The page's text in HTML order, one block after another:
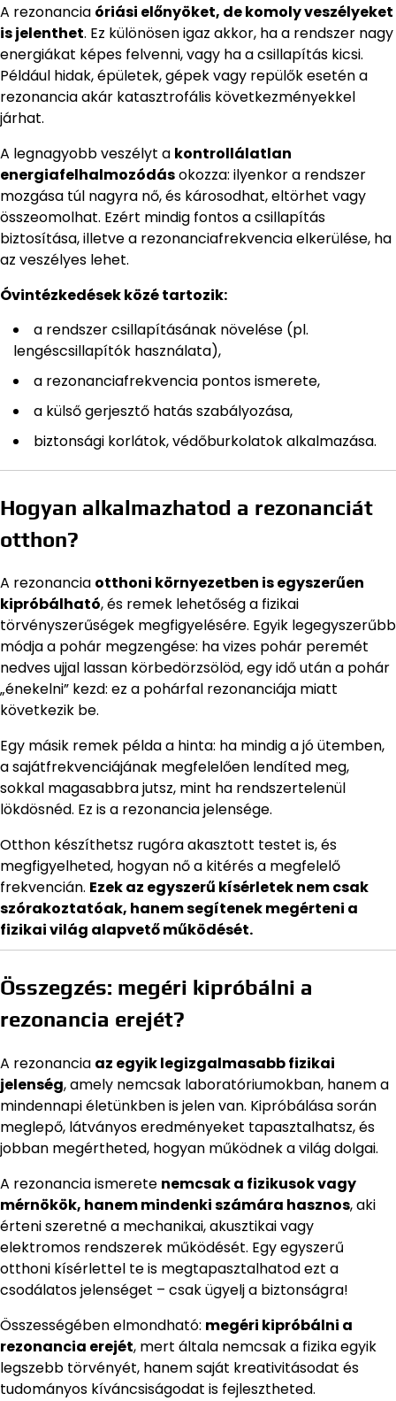
A rezonancia óriási előnyöket, de komoly veszélyeket
is jelenthet. Ez különösen igaz akkor, ha a rendszer nagy
energiákat képes felvenni, vagy ha a csillapítás kicsi.
Például hidak, épületek, gépek vagy repülők esetén a
rezonancia akár katasztrofális következményekkel
járhat.
A legnagyobb veszélyt a kontrollálatlan
energiafelhalmozódásokozza: ilyenkor a rendszer
mozgása túl nagyra nő, és károsodhat, eltörhet vagy
összeomolhat. Ezért mindig fontos a csillapítás
biztosítása, illetve a rezonanciafrekvencia elkerülése, ha
az veszélyes lehet.
Óvintézkedések közé tartozik:
a rendszer csillapításának növelése (pl.
lengéscsillapítók használata),
a rezonanciafrekvencia pontos ismerete,
a külső gerjesztő hatás szabályozása,
biztonsági korlátok, védőburkolatok alkalmazása.
Hogyan alkalmazhatod a rezonanciát
otthon?
A rezonancia otthoni környezetben is egyszerűen
kipróbálható, és remek lehetőség a fizikai
törvényszerűségek megfigyelésére. Egyik legegyszerűbb
módja a pohár megzengése: ha vizes pohár peremét
nedves ujjal lassan körbedörzsölöd, egy idő után a pohár
„énekelni” kezd: ez a pohárfal rezonanciája miatt
következik be.
Egy másik remek példa a hinta: ha mindig a jó ütemben,
a sajátfrekvenciájának megfelelően lendíted meg,
sokkal magasabbra jutsz, mint ha rendszertelenül
lökdösnéd. Ez is a rezonancia jelensége.
Otthon készíthetsz rugóra akasztott testet is, és
megfigyelheted, hogyan nő a kitérés a megfelelő
frekvencián. Ezek az egyszerű kísérletek nem csak
szórakoztatóak, hanem segítenek megérteni a
fizikai világ alapvető működését.
Összegzés: megéri kipróbálni a
rezonancia erejét?
A rezonancia az egyik legizgalmasabb fizikai
jelenség, amely nemcsak laboratóriumokban, hanem a
mindennapi életünkben is jelen van. Kipróbálása során
meglepő, látványos eredményeket tapasztalhatsz, és
jobban megértheted, hogyan működnek a világ dolgai.
A rezonancia ismerete nemcsak a fizikusok vagy
mérnökök, hanem mindenki számára hasznos, aki
érteni szeretné a mechanikai, akusztikai vagy
elektromos rendszerek működését. Egy egyszerű
otthoni kísérlettel te is megtapasztalhatod ezt a
csodálatos jelenséget – csak ügyelj a biztonságra!
Összességében elmondható: megéri kipróbálni a
rezonancia erejét, mert általa nemcsak a fizika egyik
legszebb törvényét, hanem saját kreativitásodat és
tudományos kíváncsiságodat is fejlesztheted.